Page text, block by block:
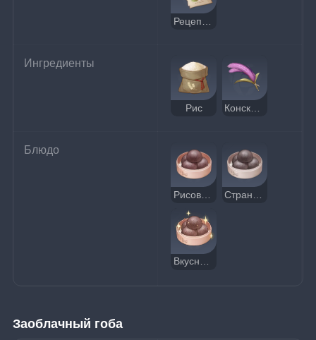
Ингредиенты
Рис
Блюдо
Рисовые пампушки
Вкусные рисовые пампушки
Заоблачный гоба